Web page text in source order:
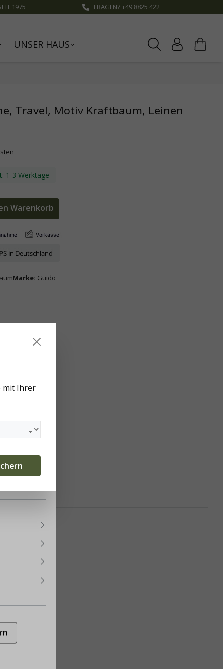
1975 FRAGEN? +49 8825 422
UNSER HAUS
Travel, Motiv Kraftbaum, Leinen
1-3 Werktage
Warenkorb
Marke: Guido
Mehr
mit Ihrer